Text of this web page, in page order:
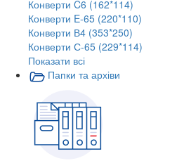
Конверти C6 (162*114)
Конверти E-65 (220*110)
Конверти В4 (353*250)
Конверти С-65 (229*114)
Показати всі
Папки та архіви